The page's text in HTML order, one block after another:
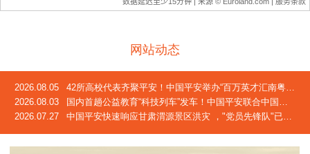
网站动态
2026.08.05
42所高校代表齐聚平安！中国平安举办“百万英才汇南粤”2026校企合作交流会
2026.08.03
国内首趟公益教育“科技列车”发车！中国平安联合中国青基会发起2026年“少年科技中国行”活动
2026.07.27
中国平安快速响应甘肃渭源景区洪灾 ，"党员先锋队"已奔赴灾区一线，完成首笔车险赔付